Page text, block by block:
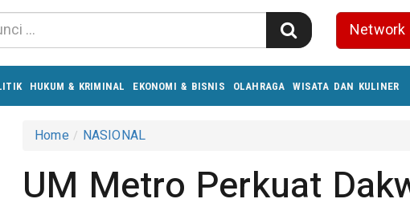
Network
HUKUM & KRIMINAL EKONOMI & BISNIS OLAHRAGA WISATA DAN KULINER
Home NASIONAL
UM Metro Perkuat